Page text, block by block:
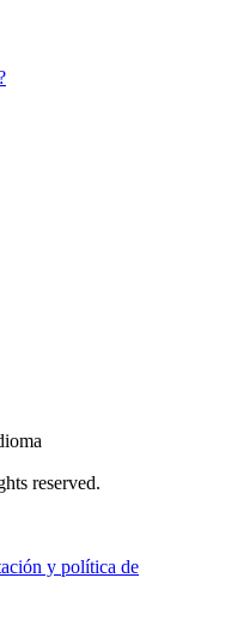
reserved.
y política de